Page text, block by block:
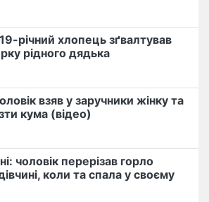
річний хлопець​ ️зґвалтував
рідного дядька
взяв у заручники жінку та
кума (відео)
чоловік перерізав горло
коли та спала у своєму